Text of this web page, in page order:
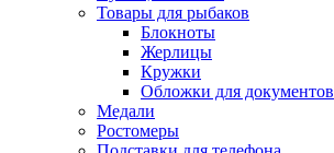
Товары для рыбаков
Блокноты
Жерлицы
Кружки
Обложки для документов
Медали
Ростомеры